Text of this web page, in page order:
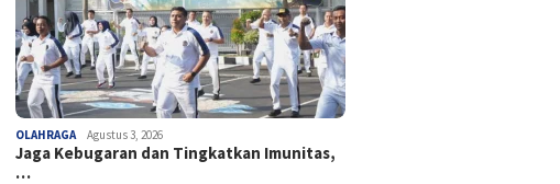
OLAHRAGA Agustus 3, 2026
Jaga Kebugaran dan Tingkatkan Imunitas,
…